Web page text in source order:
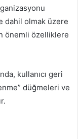
dahil olmak üzere
önemli özelliklere
kullanıcı geri
düğmeleri ve